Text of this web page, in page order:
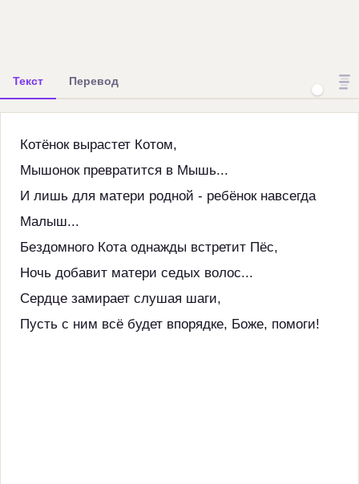
Текст Перевод
Котёнок вырастет Котом,
Мышонок превратится в Мышь...
И лишь для матери родной - ребёнок навсегда
Малыш...
Бездомного Кота однажды встретит Пёс,
Ночь добавит матери седых волос...
Сердце замирает слушая шаги,
Пусть с ним всё будет впорядке, Боже, помоги!